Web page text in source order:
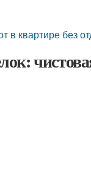
в квартире без